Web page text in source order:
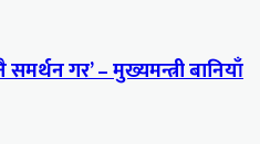
गर’ – मुख्यमन्त्री बानियाँ